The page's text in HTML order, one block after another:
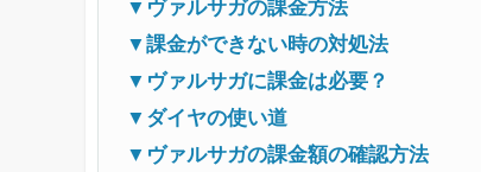
▼ヴァルサガの課金方法
▼課金ができない時の対処法
▼ヴァルサガに課金は必要？
▼ダイヤの使い道
▼ヴァルサガの課金額の確認方法